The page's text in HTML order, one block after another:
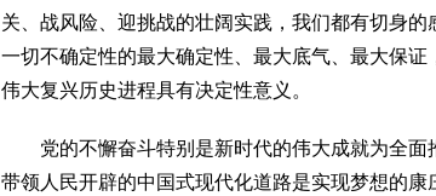
关、战风险、迎挑战的壮阔实践，我们都有切身
一切不确定性的最大确定性、最大底气、最大保
伟大复兴历史进程具有决定性意义。
党的不懈奋斗特别是新时代的伟大成就为全面
带领人民开辟的中国式现代化道路是实现梦想的